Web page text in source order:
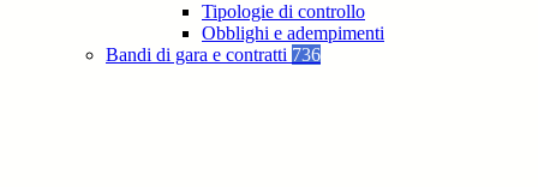
Tipologie di controllo
Obblighi e adempimenti
Bandi di gara e contratti 736